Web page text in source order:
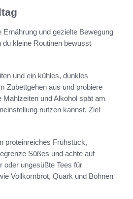
und gezielte Bewegung
kleine Routinen bewusst
und ein kühles, dunkles
Zubettgehen aus und probiere
und Alkohol spät am
nutzen kannst. Ziel
proteinreiches Frühstück,
Süßes und achte auf
oder ungesüßte Tees für
Vollkornbrot, Quark und Bohnen